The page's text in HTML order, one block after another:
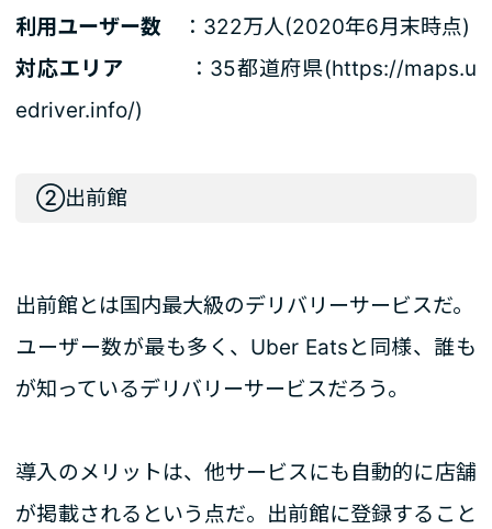
利用ユーザー数 ：322万人(2020年6月末時点)
対応エリア ：35都道府県(https://maps.u
edriver.info/)
②出前館
出前館とは国内最大級のデリバリーサービスだ。
ユーザー数が最も多く、Uber Eatsと同様、誰も
が知っているデリバリーサービスだろう。
導入のメリットは、他サービスにも自動的に店舗
が掲載されるという点だ。出前館に登録すること